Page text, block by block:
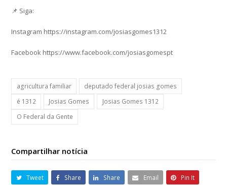
📌 Siga:
Instagram https://instagram.com/josiasgomes1312
Facebook https://www.facebook.com/josiasgomespt
agricultura familiar
deputado federal josias gomes
é 1312
Josias Gomes
Josias Gomes 1312
O Federal da Gente
Compartilhar notícia
Tweet Share Share Email Pin It